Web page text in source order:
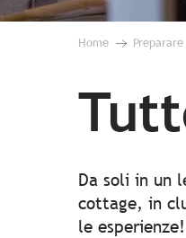
Home
Da soli in un
cottage, in
le esperienze!